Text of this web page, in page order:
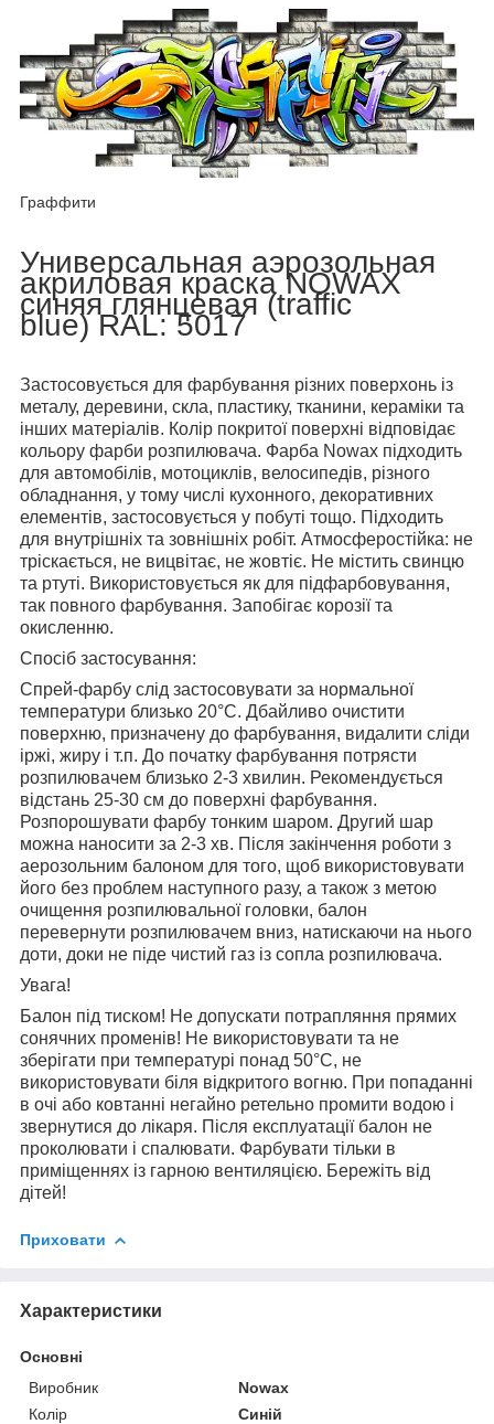
Граффити
Универсальная аэрозольная
акриловая краска NOWAX
синяя глянцевая (traffic
blue) RAL: 5017
Застосовується для фарбування різних поверхонь із
металу, деревини, скла, пластику, тканини, кераміки та
інших матеріалів. Колір покритої поверхні відповідає
кольору фарби розпилювача. Фарба Nowax підходить
для автомобілів, мотоциклів, велосипедів, різного
обладнання, у тому числі кухонного, декоративних
елементів, застосовується у побуті тощо. Підходить
для внутрішніх та зовнішніх робіт. Атмосферостійка: не
тріскається, не вицвітає, не жовтіє. Не містить свинцю
та ртуті. Використовується як для підфарбовування,
так повного фарбування. Запобігає корозії та
окисленню.
Спосіб застосування:
Спрей-фарбу слід застосовувати за нормальної
температури близько 20°С. Дбайливо очистити
поверхню, призначену до фарбування, видалити сліди
іржі, жиру і т.п. До початку фарбування потрясти
розпилювачем близько 2-3 хвилин. Рекомендується
відстань 25-30 см до поверхні фарбування.
Розпорошувати фарбу тонким шаром. Другий шар
можна наносити за 2-3 хв. Після закінчення роботи з
аерозольним балоном для того, щоб використовувати
його без проблем наступного разу, а також з метою
очищення розпилювальної головки, балон
перевернути розпилювачем вниз, натискаючи на нього
доти, доки не піде чистий газ із сопла розпилювача.
Увага!
Балон під тиском! Не допускати потрапляння прямих
сонячних променів! Не використовувати та не
зберігати при температурі понад 50°С, не
використовувати біля відкритого вогню. При попаданні
в очі або ковтанні негайно ретельно промити водою і
звернутися до лікаря. Після експлуатації балон не
проколювати і спалювати. Фарбувати тільки в
приміщеннях із гарною вентиляцією. Бережіть від
дітей!
Приховати
Характеристики
Основні
Виробник
Nowax
Колір
Синій